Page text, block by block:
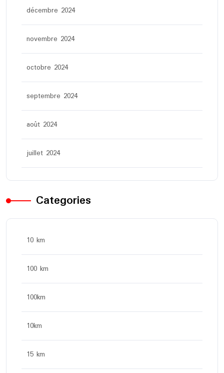
décembre 2024
novembre 2024
octobre 2024
septembre 2024
août 2024
juillet 2024
Categories
10 km
100 km
100km
10km
15 km